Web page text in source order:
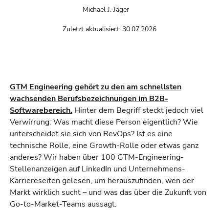
Michael J. Jäger
Zuletzt aktualisiert: 30.07.2026
GTM Engineering gehört zu den am schnellsten
wachsenden Berufsbezeichnungen im B2B-
Softwarebereich. Hinter dem Begriff steckt jedoch viel
Verwirrung: Was macht diese Person eigentlich? Wie
unterscheidet sie sich von RevOps? Ist es eine
technische Rolle, eine Growth-Rolle oder etwas ganz
anderes? Wir haben über 100 GTM-Engineering-
Stellenanzeigen auf LinkedIn und Unternehmens-
Karriereseiten gelesen, um herauszufinden, wen der
Markt wirklich sucht – und was das über die Zukunft von
Go-to-Market-Teams aussagt.